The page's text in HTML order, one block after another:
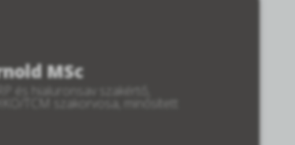
MSc
és hialuronsav szakértő,
TCM szakorvosa, minősített